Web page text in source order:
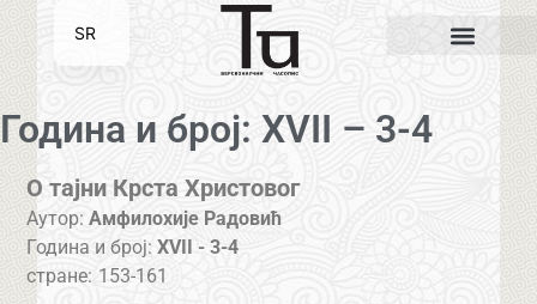
Година и број: XVII – 3-4
О тајни Крста Христовог
Аутор: Амфилохије Радовић
Година и број:XVII - 3-4
стране: 153-161
SR
EN